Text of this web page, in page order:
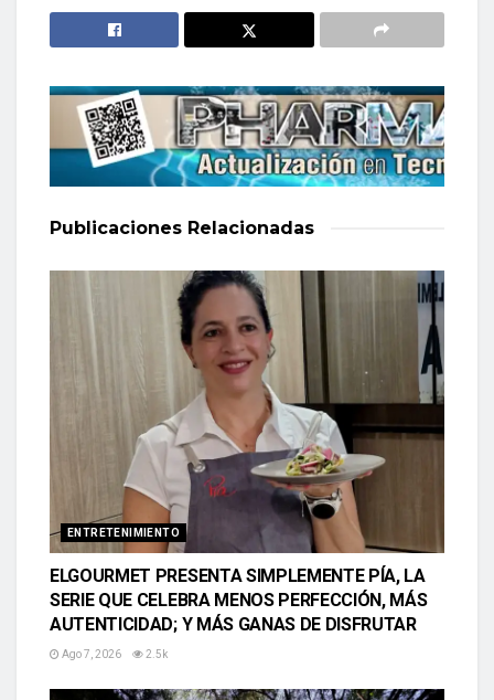
Publicaciones Relacionadas
ENTRETENIMIENTO
ELGOURMET PRESENTA SIMPLEMENTE PÍA, LA
SERIE QUE CELEBRA MENOS PERFECCIÓN, MÁS
AUTENTICIDAD; Y MÁS GANAS DE DISFRUTAR
Ago 7, 2026 2.5k